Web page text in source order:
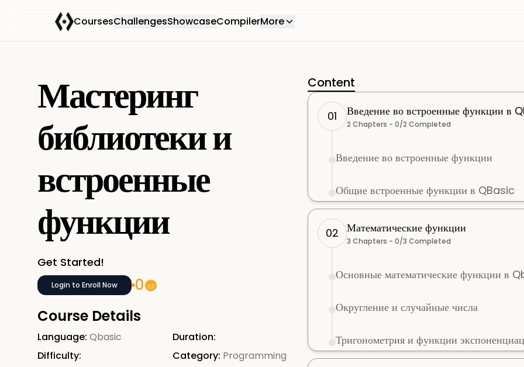
CoursesChallengesShowcaseCompilerMore
Мастеринг
библиотеки и
встроенные
функции
Get Started!
Login to Enroll Now
0
Course Details
Language: Qbasic
Duration:
Difficulty:
Category: Programming
Content
01 Введение во встроенные функции в
2 Chapters - 0/2 Completed
Введение во встроенные функции
Общие встроенные функции в QBasic
02 Математические функции
3 Chapters - 0/3 Completed
Основные математические функции в
Округление и случайные числа
Тригонометрия и функции